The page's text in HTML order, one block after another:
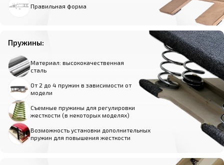
Правильная форма
Пружины:
Материал: высококачественная
сталь
От 2 до 4 пружин в зависимости от
модели
Съемные пружины для регулировки
жесткости (в некоторых моделях)
Возможность установки дополнительных
пружин для повышения жесткости